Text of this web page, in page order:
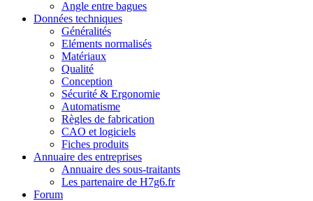
Angle entre bagues
Données techniques
Généralités
Eléments normalisés
Matériaux
Qualité
Conception
Sécurité & Ergonomie
Automatisme
Règles de fabrication
CAO et logiciels
Fiches produits
Annuaire des entreprises
Annuaire des sous-traitants
Les partenaire de H7g6.fr
Forum